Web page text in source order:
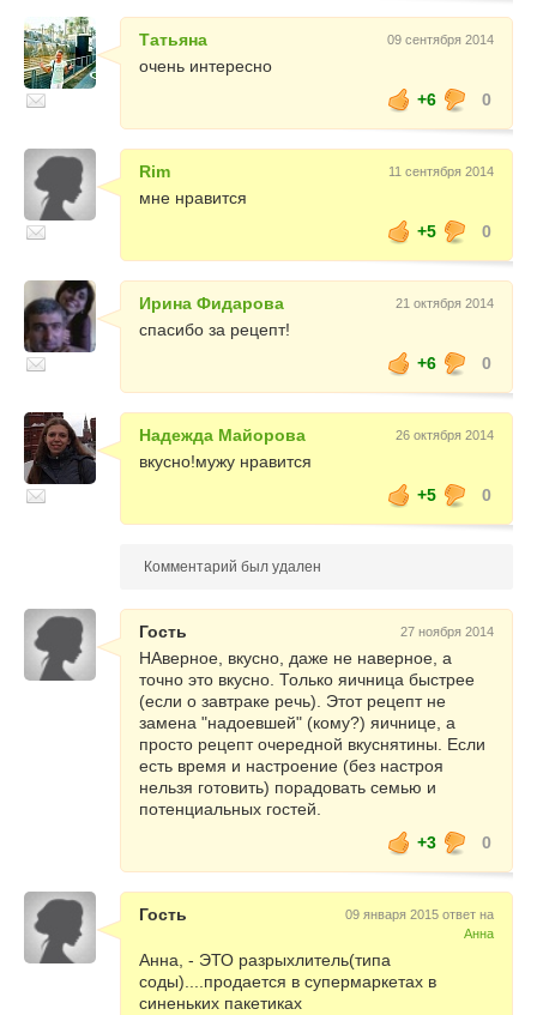
Татьяна 09 сентября 2014
очень интересно
+6
0
Rim 11 сентября 2014
мне нравится
+5
0
Ирина Фидарова 21 октября 2014
спасибо за рецепт!
+6
0
Надежда Майорова 26 октября 2014
вкусно!мужу нравится
+5
0
Комментарий был удален
Гость 27 ноября 2014
НАверное, вкусно, даже не наверное, а
точно это вкусно. Только яичница быстрее
(если о завтраке речь). Этот рецепт не
замена "надоевшей" (кому?) яичнице, а
просто рецепт очередной вкуснятины. Если
есть время и настроение (без настроя
нельзя готовить) порадовать семью и
потенциальных гостей.
+3
0
Гость
09 января 2015 ответ на
Анна
Анна, - ЭТО разрыхлитель(типа
соды)....продается в супермаркетах в
синеньких пакетиках